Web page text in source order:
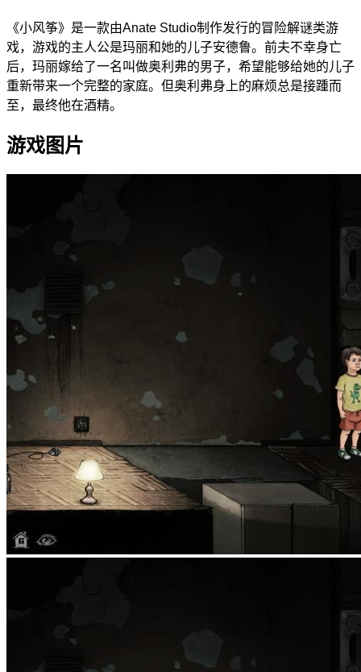
《小风筝》是一款由Anate Studio制作发行的冒险解谜类游
戏，游戏的主人公是玛丽和她的儿子安德鲁。前夫不幸身亡
后，玛丽嫁给了一名叫做奥利弗的男子，希望能够给她的儿子
重新带来一个完整的家庭。但奥利弗身上的麻烦总是接踵而
至，最终他在酒精。
游戏图片